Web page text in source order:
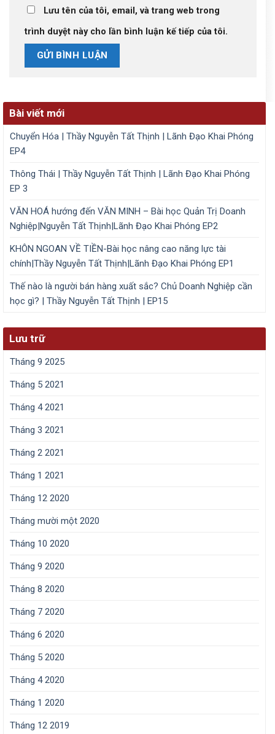
Lưu tên của tôi, email, và trang web trong
trình duyệt này cho lần bình luận kế tiếp của tôi.
Bài viết mới
Chuyển Hóa | Thầy Nguyễn Tất Thịnh | Lãnh Đạo Khai Phóng
EP4
Thông Thái | Thầy Nguyễn Tất Thịnh | Lãnh Đạo Khai Phóng
EP 3
VĂN HOÁ hướng đến VĂN MINH – Bài học Quản Trị Doanh
Nghiệp|Nguyễn Tất Thịnh|Lãnh Đạo Khai Phóng EP2
KHÔN NGOAN VỀ TIỀN-Bài học nâng cao năng lực tài
chính|Thầy Nguyễn Tất Thịnh|Lãnh Đạo Khai Phóng EP1
Thế nào là người bán hàng xuất sắc? Chủ Doanh Nghiệp cần
học gì? | Thầy Nguyễn Tất Thịnh | EP15
Lưu trữ
Tháng 9 2025
Tháng 5 2021
Tháng 4 2021
Tháng 3 2021
Tháng 2 2021
Tháng 1 2021
Tháng 12 2020
Tháng mười một 2020
Tháng 10 2020
Tháng 9 2020
Tháng 8 2020
Tháng 7 2020
Tháng 6 2020
Tháng 5 2020
Tháng 4 2020
Tháng 1 2020
Tháng 12 2019